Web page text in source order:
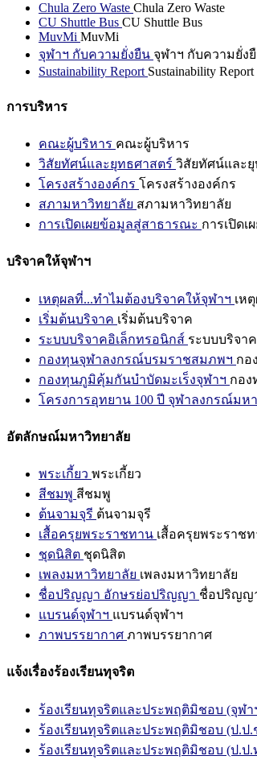
Chula Zero Waste Chula Zero Waste
CU Shuttle Bus CU Shuttle Bus
MuvMi MuvMi
จุฬาฯ กับความยั่งยืน จุฬาฯ กับความยั่ง
Sustainability Report Sustainability Report
การบริหาร
คณะผู้บริหาร คณะผู้บริหาร
วิสัยทัศน์และยุทธศาสตร์ วิสัยทัศน์และ
โครงสร้างองค์กร โครงสร้างองค์กร
สภามหาวิทยาลัย สภามหาวิทยาลัย
การเปิดเผยข้อมูลสู่สาธารณะ การเปิด
บริจาคให้จุฬาฯ
เหตุผลที่...ทำไมต้องบริจาคให้จุฬาฯ เห
เริ่มต้นบริจาค เริ่มต้นบริจาค
ระบบบริจาคอิเล็กทรอนิกส์ ระบบบริจา
กองทุนจุฬาลงกรณ์บรมราชสมภพฯ กอ
กองทุนภูมิคุ้มกันบำบัดมะเร็งจุฬาฯ กอง
โครงการอุทยาน 100 ปี จุฬาลงกรณ์มห
อัตลักษณ์มหาวิทยาลัย
พระเกี้ยว พระเกี้ยว
สีชมพู สีชมพู
ต้นจามจุรี ต้นจามจุรี
เสื้อครุยพระราชทาน เสื้อครุยพระราช
ชุดนิสิต ชุดนิสิต
เพลงมหาวิทยาลัย เพลงมหาวิทยาลัย
ชื่อปริญญา อักษรย่อปริญญา ชื่อปริญญ
แบรนด์จุฬาฯ แบรนด์จุฬาฯ
ภาพบรรยากาศ ภาพบรรยากาศ
แจ้งเรื่องร้องเรียนทุจริต
ร้องเรียนทุจริตและประพฤติมิชอบ (จุฬา
ร้องเรียนทุจริตและประพฤติมิชอบ (ป.ป.
ร้องเรียนทุจริตและประพฤติมิชอบ (ป.ป.